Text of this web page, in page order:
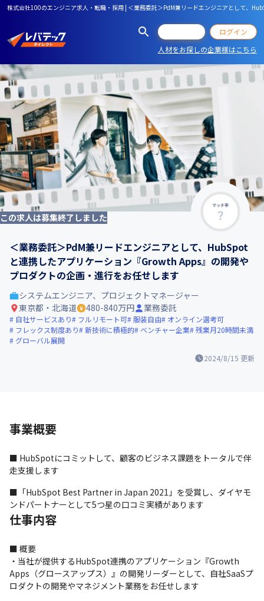
株式会社100のエンジニア求人・転職・採用 | ＜業務委託＞PdM兼リードエンジニアとして、
ログイン
人材をお探しの企業様はこちら
マッチ率
この求人は募集終了しました
＜業務委託＞PdM兼リードエンジニアとして、HubSpot
と連携したアプリケーション『Growth Apps』の開発や
プロダクトの企画・進行をお任せします
2024/8/15 更新
システムエンジニア、プロジェクトマネージャー
東京都・北海道
480-840万円 業務委託
自社サービスあり フルリモート可 服装自由
オンライン選考可
フレックス制度あり
新技術に積極的 ベンチャー企業 残業月20時間未満
グローバル展開
事業概要
■ HubSpotにコミットして、顧客のビジネス課題をトータルで伴
走支援します
■「HubSpot Best Partner in Japan 2021」を受賞し、ダイヤモ
ンドパートナーとして5つ星の口コミ実績があります
仕事内容
■ 概要
・当社が提供するHubSpot連携のアプリケーション『Growth
Apps（グロースアップス）』の開発リーダーとして、自社SaaSプ
ロダクトの開発やマネジメント業務をお任せします